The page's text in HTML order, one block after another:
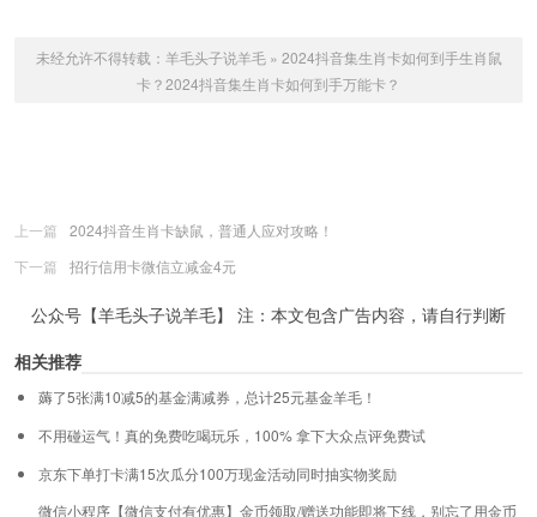
未经允许不得转载： 羊毛头子说羊毛» 2024抖音集生肖卡如何到手生肖鼠
卡？2024抖音集生肖卡如何到手万能卡？
上一篇
2024抖音生肖卡缺鼠，普通人应对攻略！
下一篇
招行信用卡微信立减金4元
公众号【羊毛头子说羊毛】 注：本文包含广告内容，请自行判断
相关推荐
薅了5张满10减5的基金满减券，总计25元基金羊毛！
不用碰运气！真的免费吃喝玩乐，100% 拿下大众点评免费试
京东下单打卡满15次瓜分100万现金活动同时抽实物奖励
微信小程序【微信支付有优惠】金币领取/赠送功能即将下线，别忘了用金币